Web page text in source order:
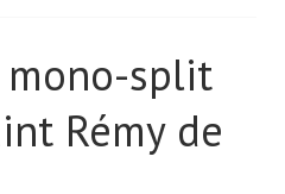
split
Rémy de